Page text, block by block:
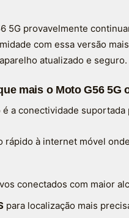
5G provavelmente
com essa versão
atualizado e seguro.
mais o Moto G56 5G
a conectividade
rápido à internet móvel
conectados com maior
para localização mais